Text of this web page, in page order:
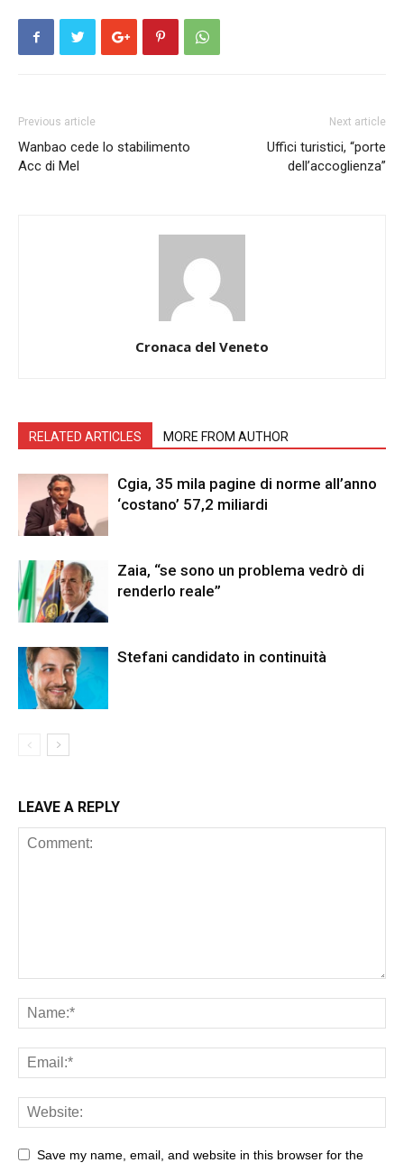
Previous article
Wanbao cede lo stabilimento
Acc di Mel
Next article
Uffici turistici, “porte
dell’accoglienza”
Cronaca del Veneto
RELATED ARTICLES MORE FROM AUTHOR
Cgia, 35 mila pagine di norme all’anno
‘costano’ 57,2 miliardi
Zaia, “se sono un problema vedrò di
renderlo reale”
Stefani candidato in continuità
LEAVE A REPLY
Save my name, email, and website in this browser for the